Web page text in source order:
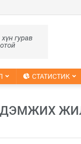
гурав
СТАТИСТИК
ДЭМЖИХ